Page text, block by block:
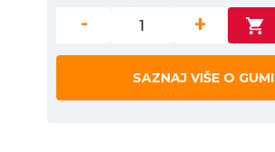
- +
SAZNAJ VIŠE O GUMI